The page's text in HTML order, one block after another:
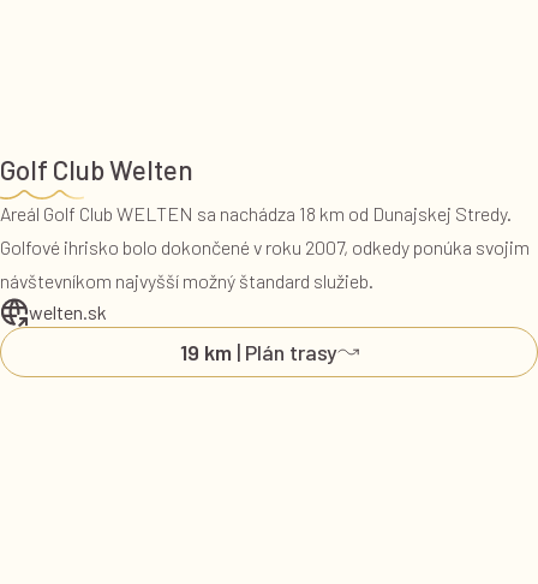
Golf Club Welten
Areál Golf Club WELTEN sa nachádza 18 km od Dunajskej Stredy.
Golfové ihrisko bolo dokončené v roku 2007, odkedy ponúka svojim
návštevníkom najvyšší možný štandard služieb.
welten.sk
19 km | Plán trasy